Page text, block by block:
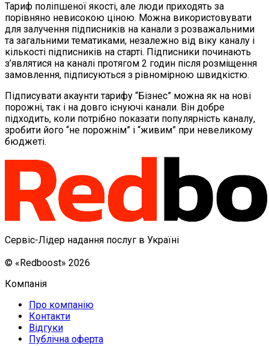
Тариф поліпшеної якості, але люди приходять за
порівняно невисокою ціною. Можна використовувати
для залучення підписників на канали з розважальними
та загальними тематиками, незалежно від віку каналу і
кількості підписників на старті. Підписники починають
з’являтися на каналі протягом 2 годин після розміщення
замовлення, підписуються з рівномірною швидкістю.
Підписувати акаунти тарифу “Бізнес” можна як на нові
порожні, так і на довго існуючі канали. Він добре
підходить, коли потрібно показати популярність каналу,
зробити його “не порожнім” і “живим” при невеликому
бюджеті.
Сервіс-Лідер надання послуг в Україні
© «Redboost» 2026
Компанія
Про компанію
Контакти
Відгуки
Публічна оферта